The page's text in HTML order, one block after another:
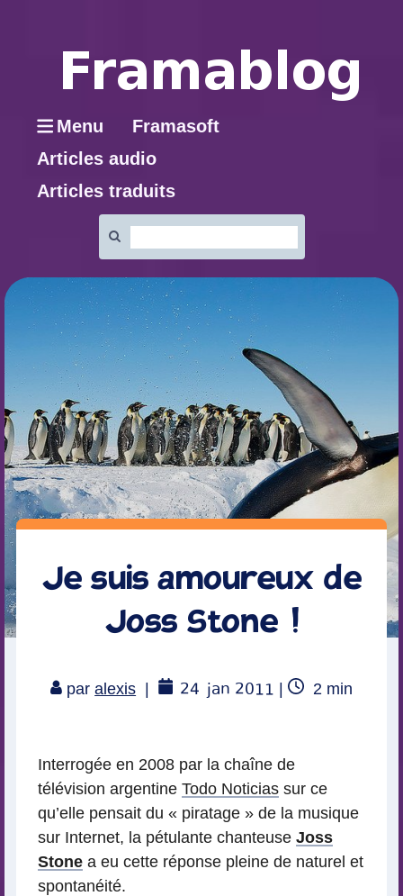
Menu
Framasoft
Articles audio
Articles traduits
:
Je suis amoureux de
Joss Stone !
paralexis 24 jan 2011
Temps
2min
Interrogée en 2008 par la chaîne de
télévision argentine Todo Noticias sur ce
qu’elle pensait du « piratage » de la musique
sur Internet, la pétulante chanteuse Joss
Stone a eu cette réponse pleine de naturel et
spontanéité.